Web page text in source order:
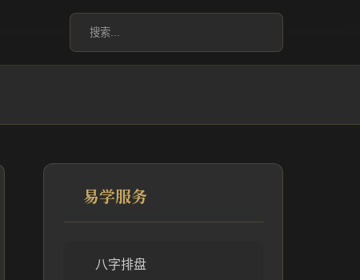
易学服务
八字排盘